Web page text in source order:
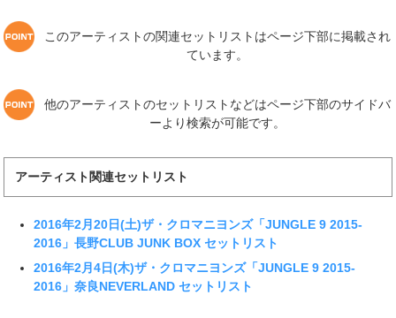
このアーティストの関連セットリストはページ下部に掲載され
ています。
他のアーティストのセットリストなどはページ下部のサイドバ
ーより検索が可能です。
アーティスト関連セットリスト
2016年2月20日(土)ザ・クロマニヨンズ「JUNGLE 9 2015-
2016」長野CLUB JUNK BOX セットリスト
2016年2月4日(木)ザ・クロマニヨンズ「JUNGLE 9 2015-
2016」奈良NEVERLAND セットリスト